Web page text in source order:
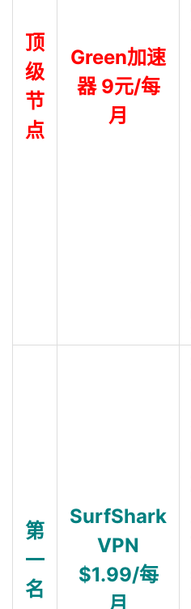
顶
级
节
点
Green加速
器 9元/每
月
第
一
名
SurfShark
VPN
$1.99/每
月